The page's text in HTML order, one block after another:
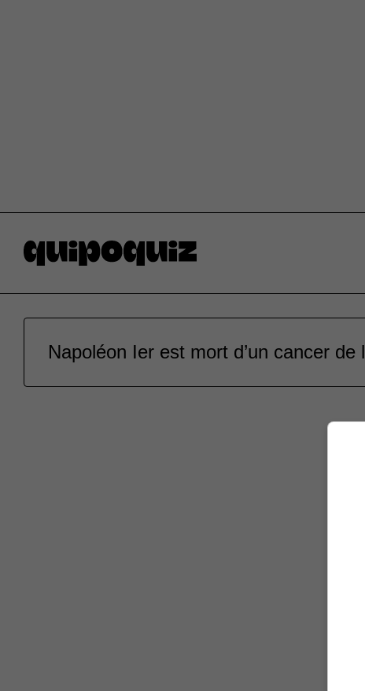
Napoléon Ier est mort d’un cancer